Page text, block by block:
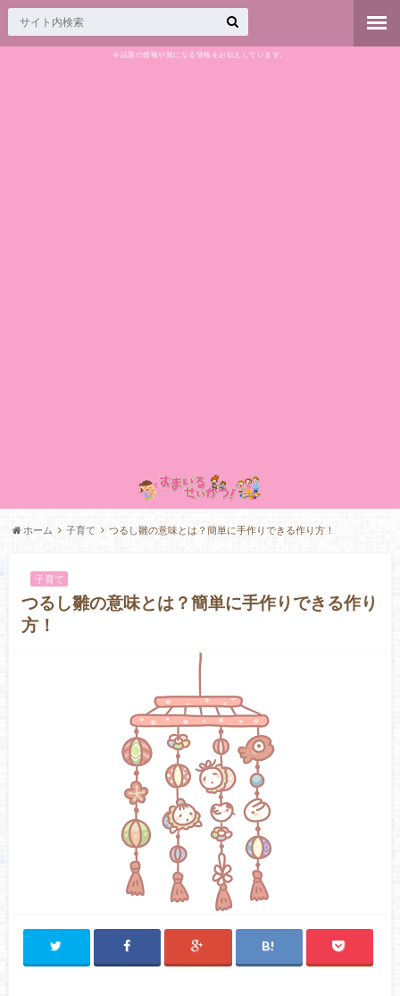
今話題の情報や気になる情報をお伝えしています。
ホーム 子育て つるし雛の意味とは？簡単に手作りできる作り方！
子育て
つるし雛の意味とは？簡単に手作りできる作り
方！